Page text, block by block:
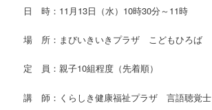
日 時：11月13日（水）10時30分～11時
場 所：まびいきいきプラザ こどもひろば
定 員：親子10組程度（先着順）
講 師：くらしき健康福祉プラザ 言語聴覚士